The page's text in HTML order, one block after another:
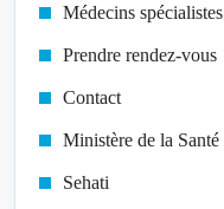
Médecins spécialistes
Prendre rendez-vous
Contact
Ministère de la Santé
Sehati